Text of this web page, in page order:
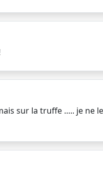
sur la truffe ..... je ne